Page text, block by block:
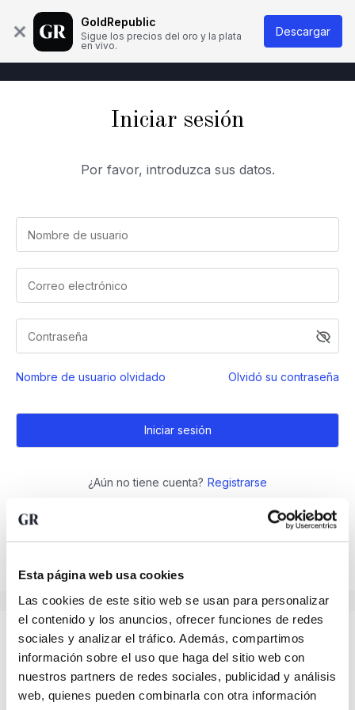
Esta página web usa cookies
Las cookies de este sitio web se usan para personalizar
el contenido y los anuncios, ofrecer funciones de redes
sociales y analizar el tráfico. Además, compartimos
información sobre el uso que haga del sitio web con
nuestros partners de redes sociales, publicidad y análisis
web, quienes pueden combinarla con otra información
GoldRepublic
Sigue los precios del oro y la plata
en vivo.
Descargar
Base de conocimientosContacto
Iniciar sesión
Por favor, introduzca sus datos.
Nombre de usuario olvidado Olvidó su contraseña
¿Aún no tiene cuenta? Registrarse
Metales preciosos